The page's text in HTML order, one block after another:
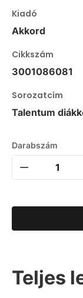
Kiadó
Akkord
Cikkszám
3001086081
Sorozatcím
Talentum
Darabszám
Teljes